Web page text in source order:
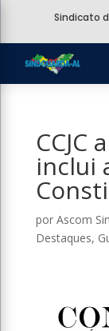
Sindicato
CCJC
inclui
por Ascom
Destaques,